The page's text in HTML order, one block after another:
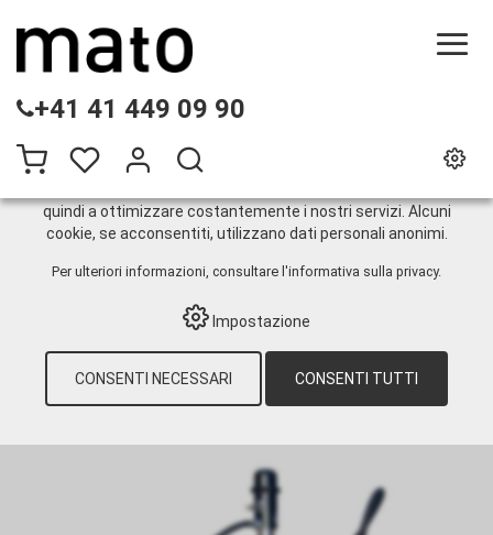
+41 41 449 09 90
Sistemi di serbatoi
TECNOLOGIA DI
LUBRIFICAZIONE › OLIO › POMPE ›
PNEUMATICHE › SISTEMI DI SERBATOI ›
QUESTO SITO WEB UTILIZZA I COOKIE
Sul nostro sito web utilizziamo diversi cookie: alcuni sono
necessari per il corretto funzionamento del sito, altri
consentono di utilizzare più funzionalità, altri ancora ci
quindi a ottimizzare costantemente i nostri servizi. Alcuni
cookie, se acconsentiti, utilizzano dati personali anonimi.
Per ulteriori informazioni, consultare l'informativa sulla privacy.
Impostazione
CONSENTI NECESSARI CONSENTI TUTTI